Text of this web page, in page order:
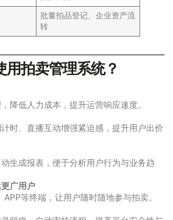
批量拍品登记、企业资产流
转
用拍卖管理系统？
降低人力成本，提升运营响应速度。
时、直播互动增强紧迫感，提升用户出价
生成报表，便于分析用户行为与业务趋
广用户
等终端，让用户随时随地参与拍卖。